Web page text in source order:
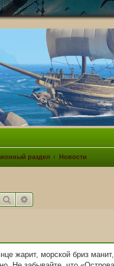
раздел Новости
Поиск
жарит, морской бриз